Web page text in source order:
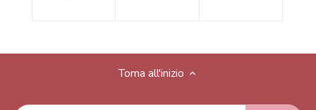
Torna all'inizio